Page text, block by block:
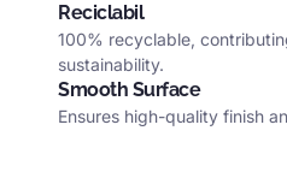
Reciclabil
100% recyclable,
sustainability.
Smooth Surface
Ensures high-quality finish